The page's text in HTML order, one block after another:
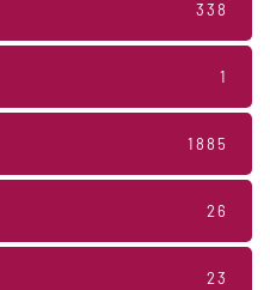
338
1
1885
26
23